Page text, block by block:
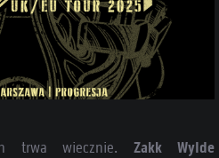
trwa wiecznie. Zakk Wylde